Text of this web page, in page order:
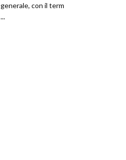
generale, con il term
...